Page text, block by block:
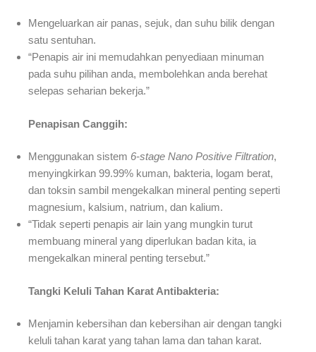
Mengeluarkan air panas, sejuk, dan suhu bilik dengan
satu sentuhan.
“Penapis air ini memudahkan penyediaan minuman
pada suhu pilihan anda, membolehkan anda berehat
selepas seharian bekerja.”
Penapisan Canggih:
Menggunakan sistem 6-stage Nano Positive Filtration,
menyingkirkan 99.99% kuman, bakteria, logam berat,
dan toksin sambil mengekalkan mineral penting seperti
magnesium, kalsium, natrium, dan kalium.
“Tidak seperti penapis air lain yang mungkin turut
membuang mineral yang diperlukan badan kita, ia
mengekalkan mineral penting tersebut.”
Tangki Keluli Tahan Karat Antibakteria:
Menjamin kebersihan dan kebersihan air dengan tangki
keluli tahan karat yang tahan lama dan tahan karat.